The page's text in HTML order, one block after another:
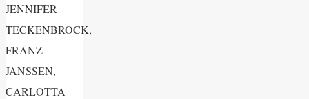
JENNIFER
TECKENBROCK,
FRANZ
JANSSEN,
CARLOTTA